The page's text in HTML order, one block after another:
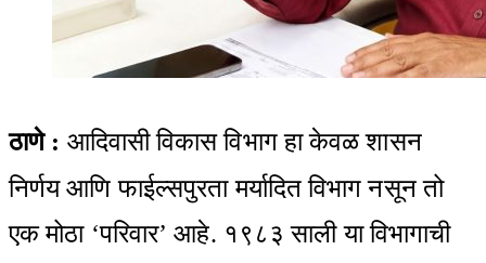
ठाणे : आदिवासी विकास विभाग हा केवळ शासन
निर्णय आणि फाईल्सपुरता मर्यादित विभाग नसून तो
एक मोठा ‘परिवार’ आहे. १९८३ साली या विभागाची